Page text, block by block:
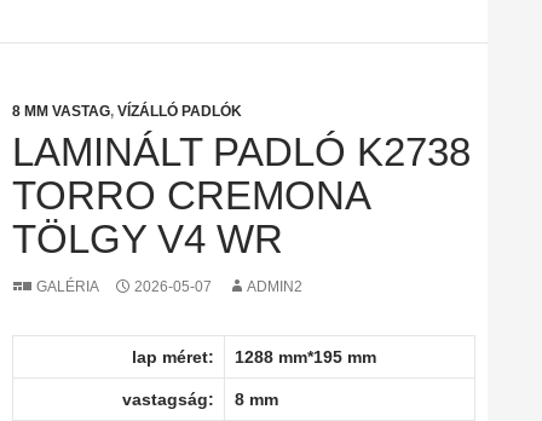
8 MM VASTAG, VÍZÁLLÓ PADLÓK
LAMINÁLT PADLÓ K2738
TORRO CREMONA
TÖLGY V4 WR
GALÉRIA 2026-05-07 ADMIN2
lap méret: 1288 mm*195 mm
vastagság: 8 mm